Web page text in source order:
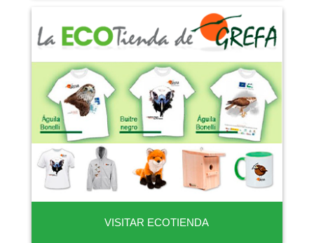
VISITAR ECOTIENDA